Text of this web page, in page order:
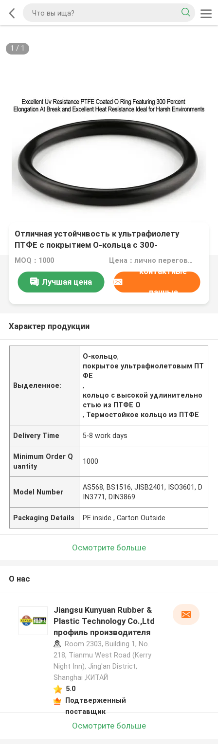
1 / 1
Отличная устойчивость к ультрафиолету
ПТФЕ с покрытием O-кольца с 300-
процентной элонгацией при разрыве и
отличной теплостойкостью Идеально
подходит для суровой среды
MOQ：1000 Цена：лично переговорить
Лучшая цена
контактные
данные
Характер продукции
Выделенное:
О-кольцо,
покрытое ультрафиолетовым ПТ
ФЕ
,
кольцо с высокой удлинительно
стью из ПТФЕ O
, Термостойкое кольцо из ПТФЕ
Delivery Time 5-8 work days
Minimum Order Q
uantity
1000
Model Number
AS568, BS1516, JISB2401, ISO3601, D
IN3771, DIN3869
Packaging Details PE inside , Carton Outside
Осмотрите больше
О нас
Jiangsu Kunyuan Rubber &
Plastic Technology Co.,Ltd
профиль производителя
Room 2303, Building 1, No.
218, Tianmu West Road (Kerry
Night Inn), Jing'an District,
Shanghai ,КИТАЙ
5.0
Подтверженный
поставщик
Осмотрите больше